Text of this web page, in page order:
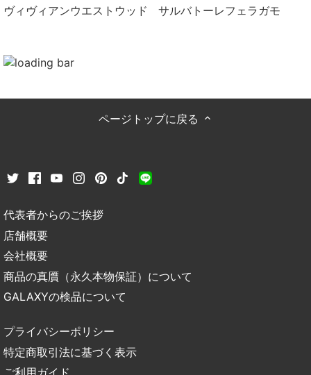
ヴィヴィアンウエストウッド サルバトーレフェラガモ
ページトップに戻る
代表者からのご挨拶
店舗概要
会社概要
商品の真贋（永久本物保証）について
GALAXYの検品について
プライバシーポリシー
特定商取引法に基づく表示